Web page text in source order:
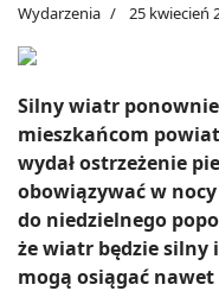
Wydarzenia 25 kwiecień
Silny wiatr
mieszkańcom
wydał ostrzeżenie
obowiązywać w
do niedzielnego
że wiatr będzie silny
mogą osiągać